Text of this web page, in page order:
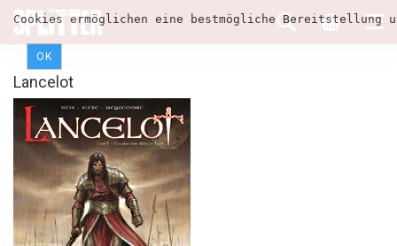
Cookies ermöglichen eine bestmögliche
OK
Lancelot